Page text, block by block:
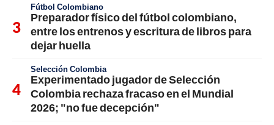
Fútbol Colombiano
Preparador físico del fútbol colombiano,
entre los entrenos y escritura de libros para
dejar huella
Selección Colombia
Experimentado jugador de Selección
Colombia rechaza fracaso en el Mundial
2026; "no fue decepción"